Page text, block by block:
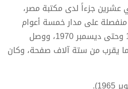
جزءاً لدى مكتبة مصر،
على مدار خمسة أعوام
في الفترة من أكتوبر 1965 وحتى ديسمبر 1970، ووصل
يقرب من ستة آلاف صفحة، وكان